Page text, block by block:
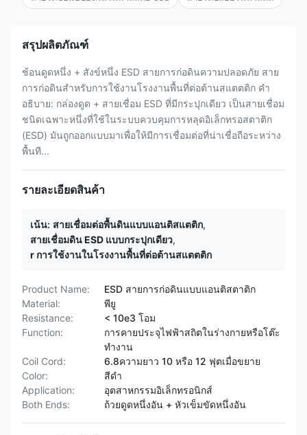
สรุปผลิตภัณฑ์
ช้อนดูดหนึ่ง + สังข์หนึ่ง ESD สายการก่อดินความปลอดภัย สาย
การก่อดินสําหรับการใช้งานโรงงานพื้นที่ต่อต้านสแตตติก คํา
อธิบาย: กล่องดูด + สายเชื่อม ESD ที่มีกระปุกเดียว เป็นสายเชื่อม
ชนิดเฉพาะหนึ่งที่ใช้ในระบบควบคุมการหลุดอิเล็กทรอสตาติก
(ESD) มันถูกออกแบบมาเพื่อให้มีการเชื่อมต่อที่น่าเชื่อถือระหว่าง
พื้นที...
รายละเอียดสินค้า
เน้น: สายเชื่อมต่อพื้นดินแบบแอนติสแตติก,
สายเชื่อมดิน ESD แบบกระปุกเดียว,
r การใช้งานในโรงงานพื้นที่ต่อต้านสแตตติก
Product Name:
ESD สายการก่อดินแบบแอนติสตาติก
Material:
พียู
Resistance:
< 10e3 โอม
Function:
การคายประจุไฟฟ้าสถิตในร่างกายหรือโต๊ะ
ทำงาน
Coil Cord:
6.8ความยาว 10 หรือ 12 ฟุตเมื่อขยาย
Color:
สีดํา
Application:
อุตสาหกรรมอิเล็กทรอนิกส์
Both Ends:
ถ้วยดูดหนึ่งอัน + หัวเข็มขัดหนึ่งอัน